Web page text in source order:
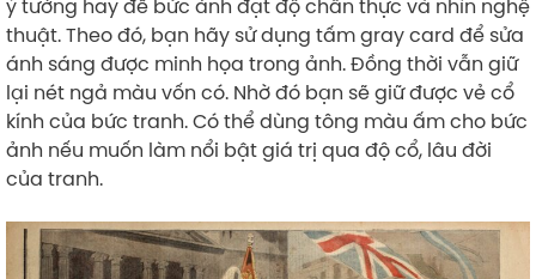
ý tưởng hay để bức ảnh đạt độ chân thực và nhìn nghệ
thuật. Theo đó, bạn hãy sử dụng tấm gray card để sửa
ánh sáng được minh họa trong ảnh. Đồng thời vẫn giữ
lại nét ngả màu vốn có. Nhờ đó bạn sẽ giữ được vẻ cổ
kính của bức tranh. Có thể dùng tông màu ấm cho bức
ảnh nếu muốn làm nổi bật giá trị qua độ cổ, lâu đời
của tranh.